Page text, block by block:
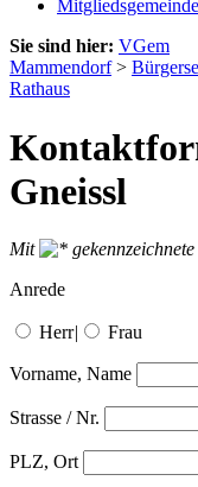
Sie sind hier: VGem
Mammendorf>
Rathaus
Gneissl
Mit
Anrede
Herr| Frau
Vorname, Name
Strasse / Nr.
PLZ, Ort